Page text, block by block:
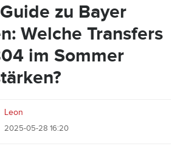
zu Bayer
Welche Transfers
im Sommer
Leon
2025-05-28 16:20